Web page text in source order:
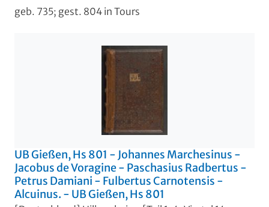
geb. 735; gest. 804 in Tours
UB Gießen, Hs 801 - Johannes Marchesinus -
Jacobus de Voragine - Paschasius Radbertus -
Petrus Damiani - Fulbertus Carnotensis -
Alcuinus. - UB Gießen, Hs 801